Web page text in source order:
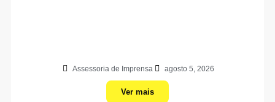
Assessoria de Imprensa agosto 5, 2026
Ver mais